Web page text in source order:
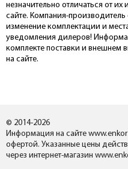
незначительно отличаться от
сайте. Компания-производитель
изменение комплектации и
уведомления дилеров!
комплекте поставки и внешнем
на сайте.
© 2014-2026
Информация на сайте
офертой. Указанные цены
через интернет-магазин